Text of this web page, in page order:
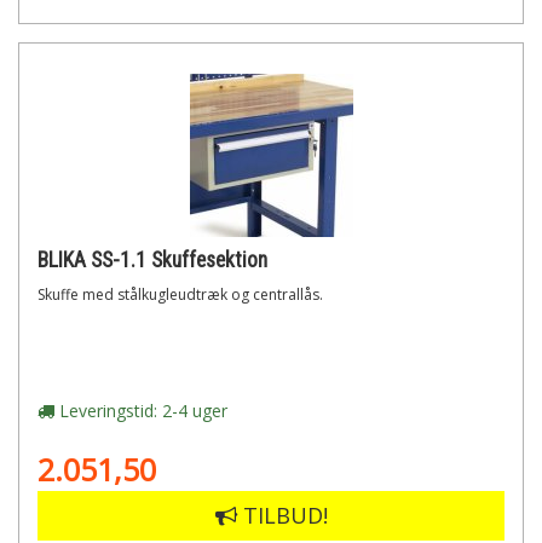
BLIKA SS-1.1 Skuffesektion
Skuffe med stålkugleudtræk og centrallås.
Leveringstid: 2-4 uger
2.051,50
TILBUD!